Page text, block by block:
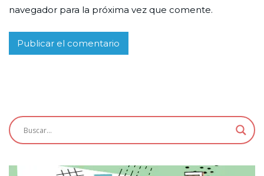
navegador para la próxima vez que comente.